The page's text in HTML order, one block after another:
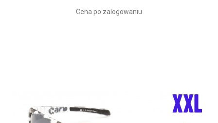
Cena po zalogowaniu